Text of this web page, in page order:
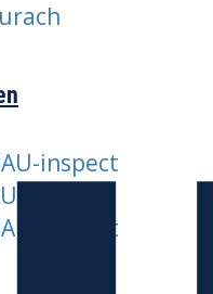
inspect
inspect
inspect